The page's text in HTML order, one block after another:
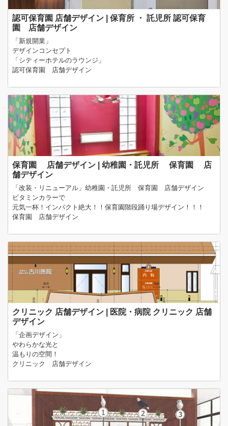
認可保育園 店舗デザイン | 保育所 ・ 託児所 認可保育
園 店舗デザイン
「新規開業」
デザインコンセプト
「シティーホテルのラウンジ」
認可保育園 店舗デザイン
保育園 店舗デザイン | 幼稚園・託児所 保育園 店
舗デザイン
「改装・リニューアル」幼稚園・託児所 保育園 店舗デザイン
ビタミンカラーで
元気一杯！インパクト絶大！！保育園階段踊り場デザイン！！！
保育園 店舗デザイン
クリニック 店舗デザイン | 医院・病院 クリニック 店舗
デザイン
「企画デザイン」
やわらかな光と
温もりの空間！
クリニック 店舗デザイン